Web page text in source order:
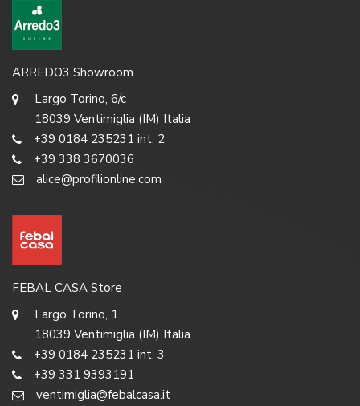
ARREDO3 Showroom
Largo Torino, 6/c
18039 Ventimiglia (IM) Italia
+39 0184 235231 int. 2
+39 338 3670036
alice@profilionline.com
FEBAL CASA Store
Largo Torino, 1
18039 Ventimiglia (IM) Italia
+39 0184 235231 int. 3
+39 331 9393191
ventimiglia@febalcasa.it